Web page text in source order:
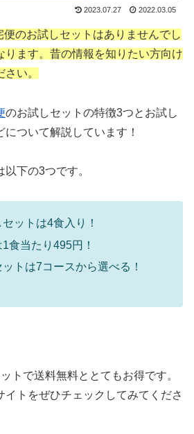
2023.07.27 2022.03.05
のお試しセットはありませんでし
ります。昔の情報を知りたい方向け
い。
のお試しセットの特徴3つとお試し
について解説 しています！
下の3つです。
ットは4食入り！
食当たり495円！
トは7コースから選べる！
トで送料無料ととてもお得です。
イトをぜひチェックしてみてくださ